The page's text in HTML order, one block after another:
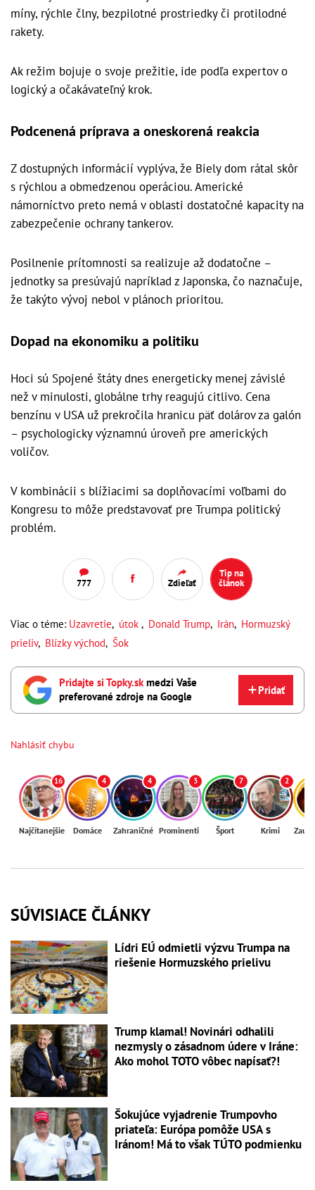
míny, rýchle člny, bezpilotné prostriedky či protilodné
rakety.
Ak režim bojuje o svoje prežitie, ide podľa expertov o
logický a očakávateľný krok.
Podcenená príprava a oneskorená reakcia
Z dostupných informácií vyplýva, že Biely dom rátal skôr
s rýchlou a obmedzenou operáciou. Americké
námorníctvo preto nemá v oblasti dostatočné kapacity na
zabezpečenie ochrany tankerov.
Posilnenie prítomnosti sa realizuje až dodatočne –
jednotky sa presúvajú napríklad z Japonska, čo naznačuje,
že takýto vývoj nebol v plánoch prioritou.
Dopad na ekonomiku a politiku
Hoci sú Spojené štáty dnes energeticky menej závislé
než v minulosti, globálne trhy reagujú citlivo. Cena
benzínu v USA už prekročila hranicu päť dolárov za galón
– psychologicky významnú úroveň pre amerických
voličov.
V kombinácii s blížiacimi sa doplňovacími voľbami do
Kongresu to môže predstavovať pre Trumpa politický
problém.
777 Zdieľať
Tip na
článok
Viac o téme: Uzavretie, útok , Donald Trump, Irán, Hormuzský
prieliv, Blízky východ, Šok
Pridajte si Topky.skmedzi Vaše
preferované zdroje na Google
Pridať
Nahlásiť chybu
16
Najčítanejšie
4
Domáce
4
Zahraničné
3
Prominenti
7
Šport
2
Krimi
SÚVISIACE ČLÁNKY
Lídri EÚ odmietli výzvu Trumpa na
riešenie Hormuzského prielivu
Trump klamal! Novinári odhalili
nezmysly o zásadnom údere v Iráne:
Ako mohol TOTO vôbec napísať?!
Šokujúce vyjadrenie Trumpovho
priateľa: Európa pomôže USA s
Iránom! Má to však TÚTO podmienku